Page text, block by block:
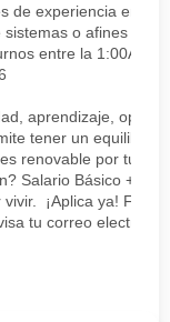
de experiencia en
o afines
entre la 1:00AM
aprendizaje,
tener un equilibrio
renovable por tu
Salario Básico +
¡Aplica ya!
tu correo